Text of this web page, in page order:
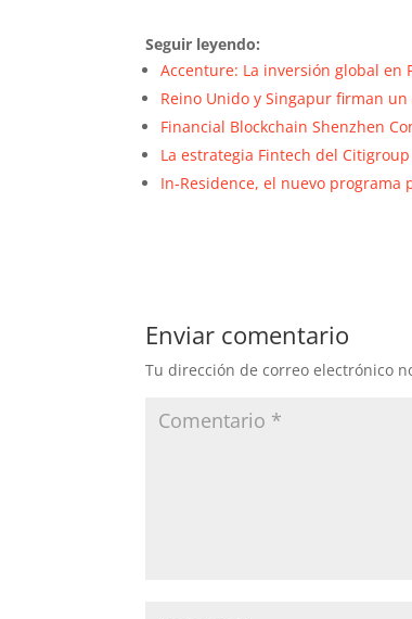
Seguir leyendo:
Accenture: La inversión global en
Reino Unido y Singapur firman
Financial Blockchain Shenzhen
La estrategia Fintech del
In-Residence, el nuevo programa
Enviar comentario
Tu dirección de correo electrónico